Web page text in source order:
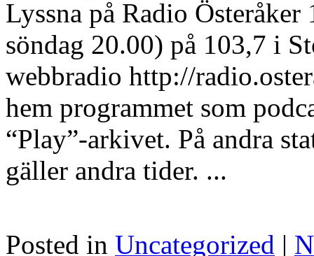
Lyssna på Radio
söndag 20.00) på 103,7 i
webbradio http://
hem programmet som
“Play”-arkivet. På andra
gäller andra tider. ...
Posted in Uncategorized |